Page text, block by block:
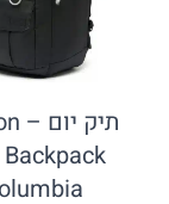
תיק יום – Buxton
26L